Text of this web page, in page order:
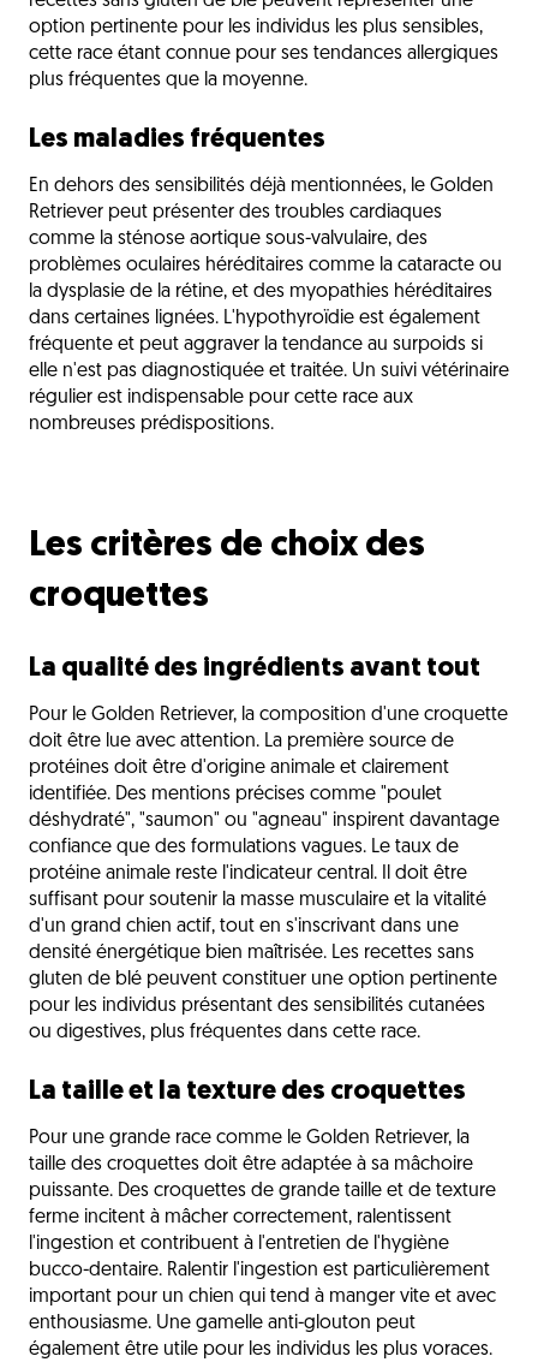
option pertinente pour les individus les plus sensibles,
cette race étant connue pour ses tendances allergiques
plus fréquentes que la moyenne.
Les maladies fréquentes
En dehors des sensibilités déjà mentionnées, le Golden
Retriever peut présenter des troubles cardiaques
comme la sténose aortique sous-valvulaire, des
problèmes oculaires héréditaires comme la cataracte ou
la dysplasie de la rétine, et des myopathies héréditaires
dans certaines lignées. L'hypothyroïdie est également
fréquente et peut aggraver la tendance au surpoids si
elle n'est pas diagnostiquée et traitée. Un suivi vétérinaire
régulier est indispensable pour cette race aux
nombreuses prédispositions.
Les critères de choix des
croquettes
La qualité des ingrédients avant tout
Pour le Golden Retriever, la composition d'une croquette
doit être lue avec attention. La première source de
protéines doit être d'origine animale et clairement
identifiée. Des mentions précises comme "poulet
déshydraté", "saumon" ou "agneau" inspirent davantage
confiance que des formulations vagues. Le taux de
protéine animale reste l'indicateur central. Il doit être
suffisant pour soutenir la masse musculaire et la vitalité
d'un grand chien actif, tout en s'inscrivant dans une
densité énergétique bien maîtrisée. Les recettes sans
gluten de blé peuvent constituer une option pertinente
pour les individus présentant des sensibilités cutanées
ou digestives, plus fréquentes dans cette race.
La taille et la texture des croquettes
Pour une grande race comme le Golden Retriever, la
taille des croquettes doit être adaptée à sa mâchoire
puissante. Des croquettes de grande taille et de texture
ferme incitent à mâcher correctement, ralentissent
l'ingestion et contribuent à l'entretien de l'hygiène
bucco-dentaire. Ralentir l'ingestion est particulièrement
important pour un chien qui tend à manger vite et avec
enthousiasme. Une gamelle anti-glouton peut
également être utile pour les individus les plus voraces.